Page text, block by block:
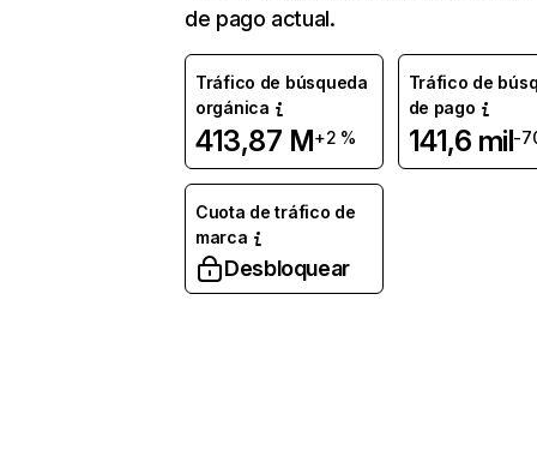
de pago actual.
Tráfico de búsqueda
orgánica
413,87 M+2 %
Tráfico de
de pago
141,6 mil-
Cuota de tráfico de
marca
Desbloquear